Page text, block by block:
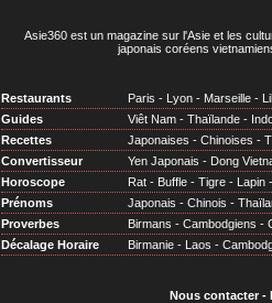
Asie360 est un magazine sur l'Asie et les
japonais coréens
Restaurants Paris - Lyon - Marseille -
Guides
Viêt Nam - Thaïlande -
Recettes
Japonaises - Chinoises -
Convertisseur
Yen Japonais - Dong
Horoscope
Rat - Buffle - Tigre - Lapin -
Prénoms
Japonais - Chinois -
Proverbes
Birmans - Cambodgiens -
Décalage Horaire
Birmanie - Laos -
Nous contacter-